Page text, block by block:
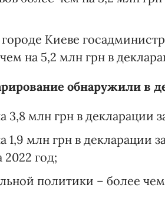
Киеве
на 5,2 млн грн в
обнаружили в
3,8 млн грн в декларации
1,9 млн грн в декларации
2022 год;
политики – более